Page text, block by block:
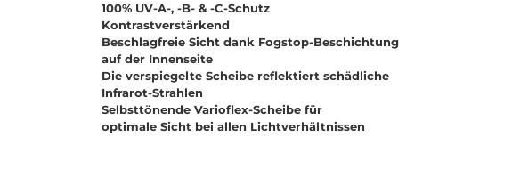
100% UV-A-, -B- & -C-Schutz
Kontrastverstärkend
Beschlagfreie Sicht dank Fogstop-Beschichtung
auf der Innenseite
Die verspiegelte Scheibe reflektiert schädliche
Infrarot-Strahlen
Selbsttönende Varioflex-Scheibe für
optimale Sicht bei allen Lichtverhältnissen